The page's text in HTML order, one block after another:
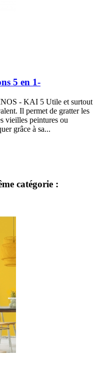
5 en 1-
- KAI 5 Utile et surtout
Il permet de gratter les
vieilles peintures ou
grâce à sa...
catégorie :